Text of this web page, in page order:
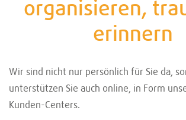
organisieren,
erinnern
Wir sind nicht nur persönlich für Sie da,
unterstützen Sie auch online, in Form
Kunden-Centers.